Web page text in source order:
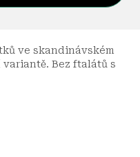
ve skandinávském
Bez ftalátů s